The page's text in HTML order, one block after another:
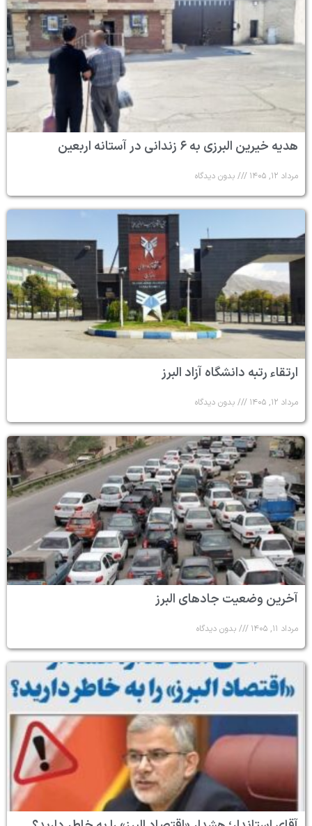
هدیه خیرین البرزی به ۶ زندانی در آستانه اربعین
مرداد ۱۲, ۱۴۰۵ بدون دیدگاه
ارتقاء رتبه دانشگاه آزاد البرز
مرداد ۱۲, ۱۴۰۵ بدون دیدگاه
آخرین وضعیت جادهای البرز
مرداد ۱۱, ۱۴۰۵ بدون دیدگاه